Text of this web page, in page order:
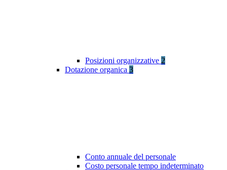
Posizioni organizzative 2
Dotazione organica 3
Conto annuale del personale
Costo personale tempo indeterminato